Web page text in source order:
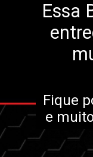
Essa
Fique
e